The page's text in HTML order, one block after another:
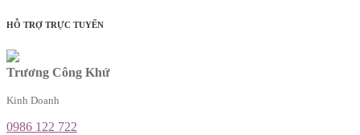
HỖ TRỢ TRỰC TUYẾN
Trương Công Khứ
Kinh Doanh
0986 122 722